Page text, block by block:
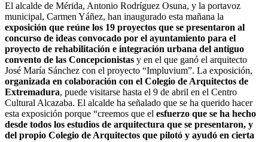
El alcalde de Mérida, Antonio Rodríguez Osuna, y la portavoz
municipal, Carmen Yáñez, han inaugurado esta mañana la
exposición que reúne los 19 proyectos que se presentaron al
concurso de ideas convocado por el ayuntamiento para el
proyecto de rehabilitación e integración urbana del antiguo
convento de las Concepcionistas y en el que ganó el arquitecto
José María Sánchez con el proyecto “Impluvium”. La exposición,
organizada en colaboración con el Colegio de Arquitectos de
Extremadura, puede visitarse hasta el 9 de abril en el Centro
Cultural Alcazaba. El alcalde ha señalado que se ha querido hacer
esta exposición porque “creemos que el esfuerzo que se ha hecho
desde todos los estudios de arquitectura que se presentaron, y
del propio Colegio de Arquitectos que pilotó y ayudó en cierta